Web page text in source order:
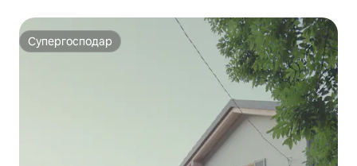
Супергосподар
Супергосподар